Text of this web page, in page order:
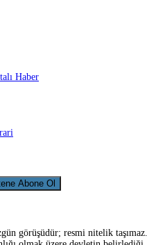
görüşüdür; resmi nitelik taşımaz.